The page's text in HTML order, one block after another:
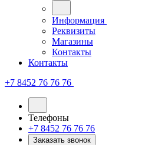
Информация
Реквизиты
Магазины
Контакты
Контакты
+7 8452 76 76 76
Телефоны
+7 8452 76 76 76
Заказать звонок